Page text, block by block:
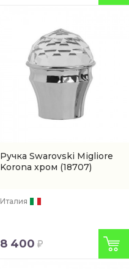
Ручка Swarovski Migliore
Korona хром (18707)
Италия
8 400